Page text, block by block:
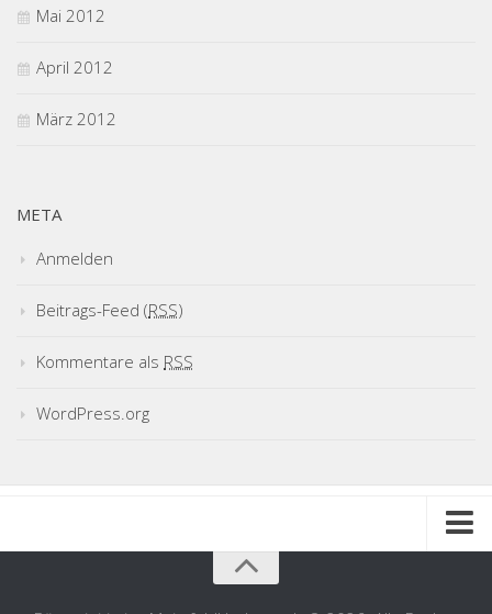
Mai 2012
April 2012
März 2012
META
Anmelden
Beitrags-Feed (RSS)
Kommentare als RSS
WordPress.org